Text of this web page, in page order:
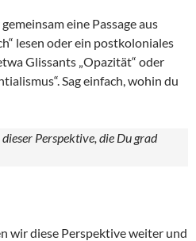
eine Passage aus
lesen oder ein postkoloniales
Glissants „Opazität“ oder
Sag einfach, wohin du
Perspektive, die Du grad
wir diese Perspektive weiter und